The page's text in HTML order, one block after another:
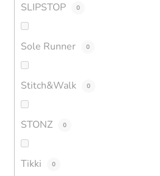
SLIPSTOP 0
Sole Runner 0
Stitch&Walk 0
STONZ 0
Tikki 0